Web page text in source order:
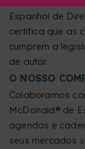
Espanhol de
certifica que as
cumprem a
de autor.
O NOSSO
Colaboramos
McDonald® de
agendas e
seus mercados